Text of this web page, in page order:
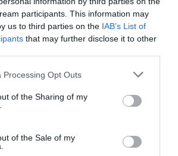
participants. This information may
us to third parties on the IAB’s List of
that may further disclose it to other
Processing Opt Outs
of the Sharing of my
of the Sale of my